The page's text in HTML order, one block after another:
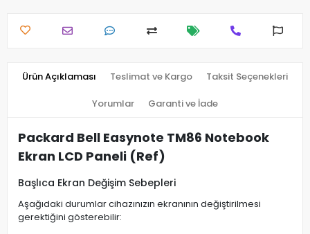
Ürün Açıklaması Teslimat ve Kargo Taksit Seçenekleri
Yorumlar Garanti ve İade
Packard Bell Easynote TM86 Notebook
Ekran LCD Paneli (Ref)
Başlıca Ekran Değişim Sebepleri
Aşağıdaki durumlar cihazınızın ekranının değiştirilmesi
gerektiğini gösterebilir: